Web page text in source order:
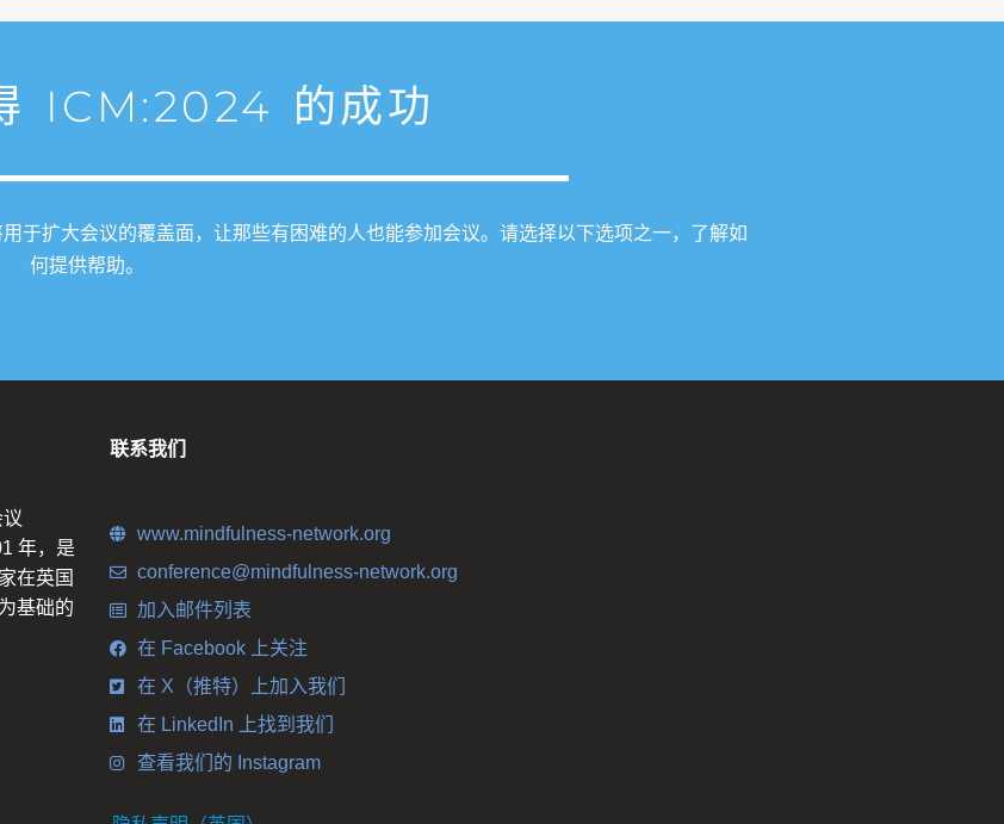
ICM:2024 的成功
于扩大会议的覆盖面，让那些有困难的人也能参加会议。请选择以下选项之一，了解如
何提供帮助。
年，是
在英国
基础的
联系我们
www.mindfulness-network.org
conference@mindfulness-network.org
加入邮件列表
在 Facebook 上关注
在 X（推特）上加入我们
在 LinkedIn 上找到我们
查看我们的 Instagram